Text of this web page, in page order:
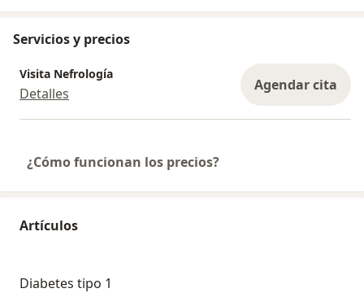
Servicios y precios
Visita Nefrología
Detalles Agendar cita
¿Cómo funcionan los precios?
Artículos
Diabetes tipo 1